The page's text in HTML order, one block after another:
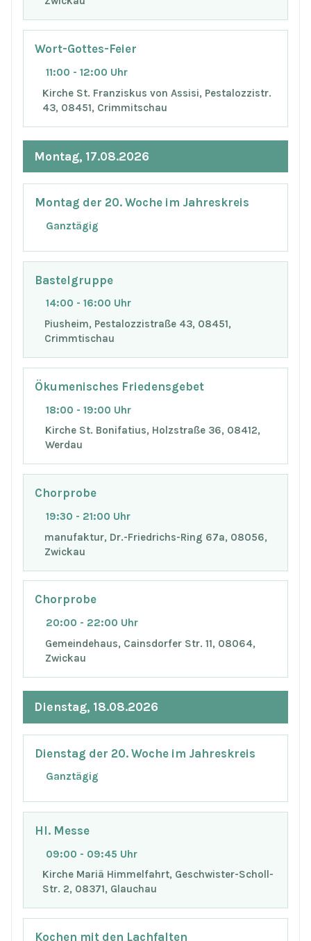
Wort-Gottes-Feier
11:00 - 12:00 Uhr
Kirche St. Franziskus von Assisi, Pestalozzistr.
43, 08451, Crimmitschau
Montag, 17.08.2026
Montag der 20. Woche im Jahreskreis
Ganztägig
Bastelgruppe
14:00 - 16:00 Uhr
Piusheim, Pestalozzistraße 43, 08451,
Crimmtischau
Ökumenisches Friedensgebet
18:00 - 19:00 Uhr
Kirche St. Bonifatius, Holzstraße 36, 08412,
Werdau
Chorprobe
19:30 - 21:00 Uhr
manufaktur, Dr.-Friedrichs-Ring 67a, 08056,
Zwickau
Chorprobe
20:00 - 22:00 Uhr
Gemeindehaus, Cainsdorfer Str. 11, 08064,
Zwickau
Dienstag, 18.08.2026
Dienstag der 20. Woche im Jahreskreis
Ganztägig
Hl. Messe
09:00 - 09:45 Uhr
Kirche Mariä Himmelfahrt, Geschwister-Scholl-
Str. 2, 08371, Glauchau
Kochen mit den Lachfalten